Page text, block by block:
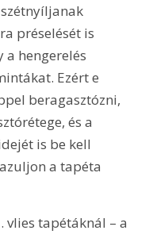
préselését is
a hengerelés
Ezért e
beragasztózni,
és a
is be kell
a tapéta
vlies tapétáknál – a